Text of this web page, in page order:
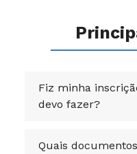
Fiz minha
devo fazer?
Quais